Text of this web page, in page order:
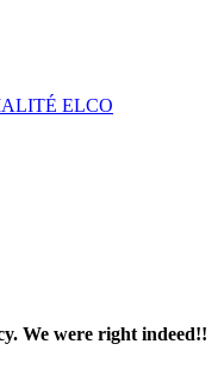
ELCO
We were right indeed!!